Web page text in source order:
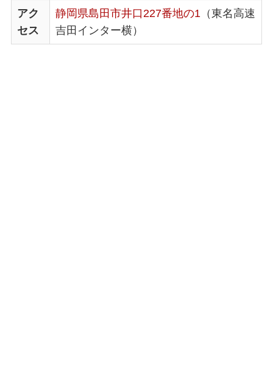
アク
セス
静岡県島田市井口227番地の1 （東名高速
吉田インター横）